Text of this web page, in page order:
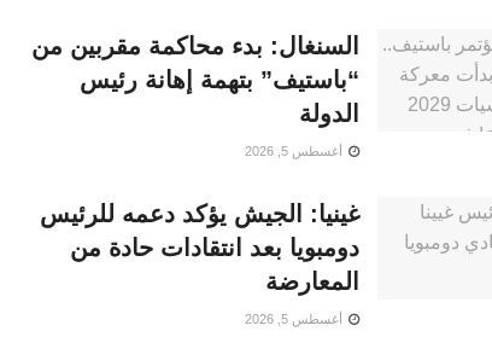
السنغال: بدء محاكمة مقربين من
“باستيف” بتهمة إهانة رئيس
الدولة
أغسطس 5, 2026
غينيا: الجيش يؤكد دعمه للرئيس
دومبويا بعد انتقادات حادة من
المعارضة
أغسطس 5, 2026